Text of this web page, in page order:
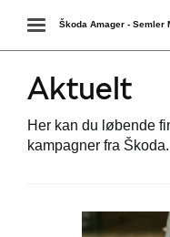
Toggle
navigation
Škoda Amager - Semler
Aktuelt
Her kan du løbende
kampagner fra Škoda.